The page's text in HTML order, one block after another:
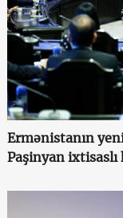
Ermənistanın
Paşinyan